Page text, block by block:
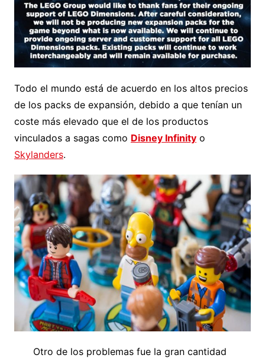
Todo el mundo está de acuerdo en los altos precios
de los packs de expansión, debido a que tenían un
coste más elevado que el de los productos
vinculados a sagas como Disney Infinityo
Skylanders.
Otro de los problemas fue la gran cantidad